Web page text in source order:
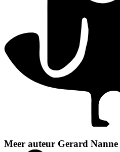
Meer auteur Gerard Nanne